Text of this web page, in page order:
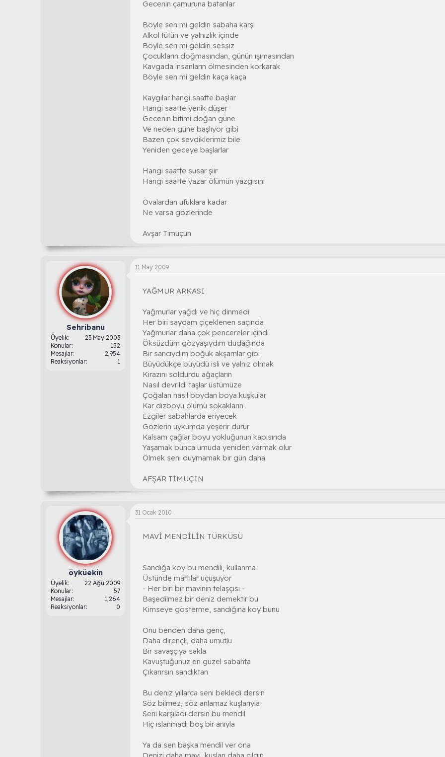
Gecenin çamuruna batanlar
Böyle sen mi geldin sabaha karşı
Alkol tütün ve yalnızlık içinde
Böyle sen mi geldin sessiz
Çocukların doğmasından, günün ışımasından
Kavgada insanların ölmesinden korkarak
Böyle sen mi geldin kaça kaça
Kaygılar hangi saatte başlar
Hangi saatte yenik düşer
Gecenin bitimi doğan güne
Ve neden güne başlıyor gibi
Bazen çok sevdiklerimiz bile
Yeniden geceye başlarlar
Hangi saatte susar şiir
Hangi saatte yazar ölümün yazgısını
Ovalardan ufuklara kadar
Ne varsa gözlerinde
Avşar Timuçun
Sehribanu
Üyelik
23 May 2003
Konular
152
Mesajlar
2,954
Reaksiyonlar
1
11 May 2009
YAĞMUR ARKASI
Yağmurlar yağdı ve hiç dinmedi
Her biri saydam çiçeklenen saçında
Yağmurlar daha çok pencereler içindi
Öksüzdüm gözyaşıydım dudağında
Bir sancıydım boğuk akşamlar gibi
Büyüdükçe büyüdü isli ve yalnız olmak
Kirazını soldurdu ağaçların
Nasıl devrildi taşlar üstümüze
Çoğalan nasıl boydan boya kuşkular
Kar dizboyu ölümü sokakların
Ezgiler sabahlarda eriyecek
Gözlerin uykumda yeşerir durur
Kalsam çağlar boyu yokluğunun kapısında
Yaşamak bunca umuda yeniden varmak olur
Ölmek seni duymamak bir gün daha
AFŞAR TİMUÇİN
öyküekin
Üyelik
22 Ağu 2009
Konular
57
Mesajlar
1,264
Reaksiyonlar
0
31 Ocak 2010
MAVİ MENDİLİN TÜRKÜSÜ
Sandığa koy bu mendili, kullanma
Üstünde martılar uçuşuyor
- Her biri bir mavinin telaşçısı -
Başedilmez bir deniz demektir bu
Kimseye gösterme, sandığına koy bunu
Onu benden daha genç,
Daha dirençli, daha umutlu
Bir savaşçıya sakla
Kavuştuğunuz en güzel sabahta
Çıkarırsın sandıktan
Bu deniz yıllarca seni bekledi dersin
Söz bilmez, söz anlamaz kuşlarıyla
Seni karşıladı dersin bu mendil
Hiç ıslanmadı boş bir anıyla
Ya da sen başka mendil ver ona